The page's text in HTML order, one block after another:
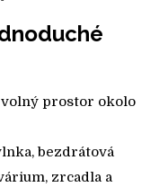
volný prostor okolo
bezdrátová
zrcadla a